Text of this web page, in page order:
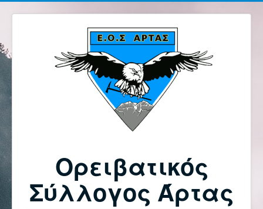
Ορειβατικός
Σύλλογος Άρτας